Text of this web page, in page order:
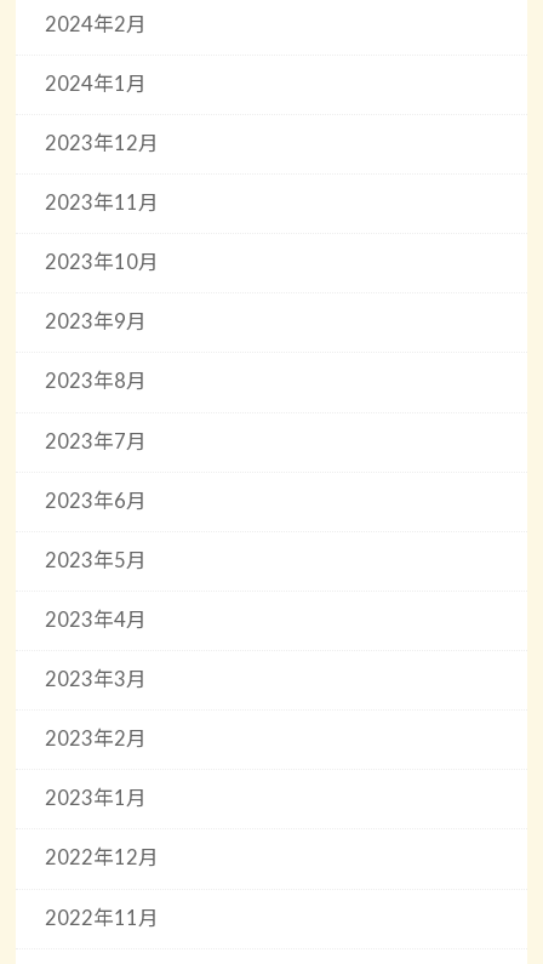
2024年2月
2024年1月
2023年12月
2023年11月
2023年10月
2023年9月
2023年8月
2023年7月
2023年6月
2023年5月
2023年4月
2023年3月
2023年2月
2023年1月
2022年12月
2022年11月